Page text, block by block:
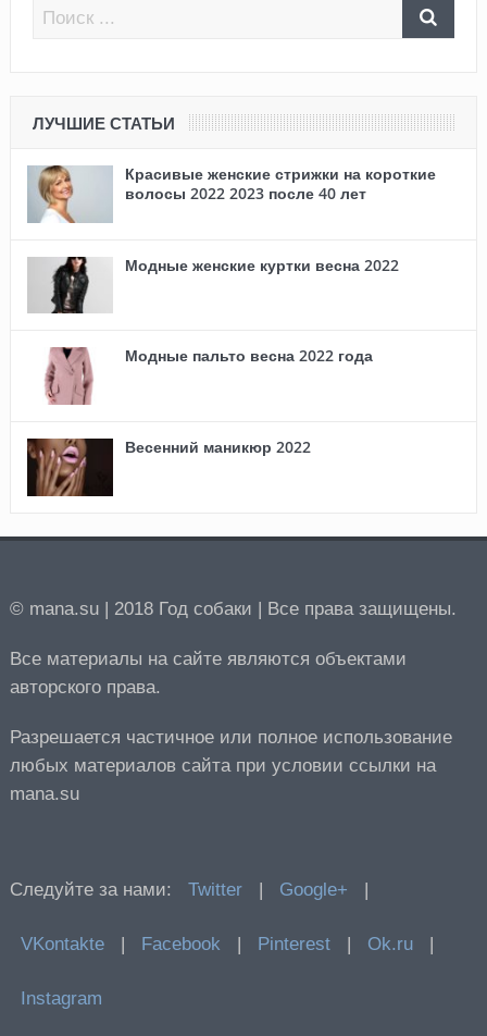
ЛУЧШИЕ СТАТЬИ
Красивые женские стрижки на короткие
волосы 2022 2023 после 40 лет
Модные женские куртки весна 2022
Модные пальто весна 2022 года
Весенний маникюр 2022
© mana.su | 2018 Год собаки | Все права защищены.
Все материалы на сайте являются объектами
авторского права.
Разрешается частичное или полное использование
любых материалов сайта при условии ссылки на
mana.su
Следуйте за нами: Twitter | Google+ |
VKontakte | Facebook | Pinterest | Ok.ru |
Instagram